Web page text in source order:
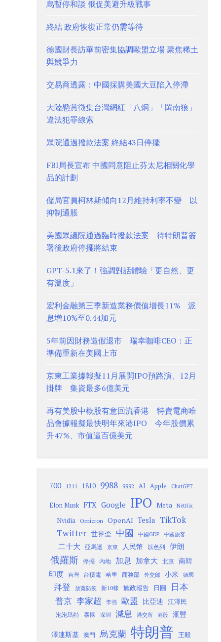
烏暫停和談 俄促美避升級戰事
終結 政府恢復正常仍需等待
德國財長訪華前密集協調歐盟立場 聚焦稀土
與競爭力
交易商透露：中國採購美國大豆陷入停滯
大陸懸賞徵集台灣網紅「八炯」「閩南狼」
違法犯罪線索
眾院通過撥款法案 終結43日停擺
FBI局長宣布 中國同意阻止芬太尼相關化學
品的計劃
儲局官員柯林斯傾向12月維持利率不變 以
抑制通脹
美國眾議院通過臨時撥款法案 待特朗普簽
署後政府停擺將結束
GPT-5.1來了！強調對話體驗「更自然、更
有溫度」
宏利金融第三季新造業務價值增長11% 派
息增10%至0.44加元
5年前因財務造假退市 瑞幸咖啡CEO：正
準備重新在美國上市
京東工業據報擬11月展開IPO預路演、12月
掛牌 集資最多6億美元
再有美股中概股有意回流香港 特賣電商唯
品會據報擬最快明年來港IPO 今年股價累
升47%、市值逼百億美元
700 1211 1810 9988 9992 AI Apple ChatGPT
Elon Musk FTX Google IPO Meta Netflix
Nvidia Omicron OpenAI Tesla TikTok
Twitter 世界盃 中國 中國GDP 中國旅客
二十大 亞馬遜 京東 人民幣 以色列 伊朗
俄羅斯 停擺 內地 加息 加拿大 北京
南韓
印度
台灣 台積電 哈里 商務部 外交部 小米 德國
拜登 放寬防疫 新10條 施政報告 日圓 日本
普京 李家超 李強 歐盟 比亞迪 江澤民
泡泡瑪特 泰國 深圳 減息 港交所 港股 滙豐
澤連斯基 澳門 烏克蘭 特朗普 王毅